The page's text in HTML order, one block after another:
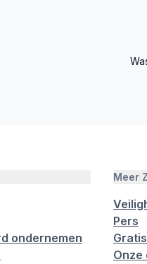
ondernemen
Meer
Pers
Onze